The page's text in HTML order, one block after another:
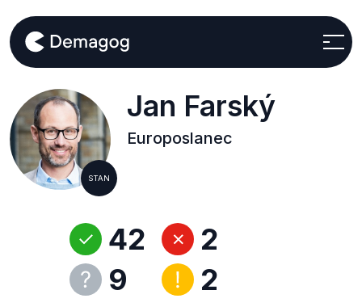
STAN
Jan Farský
Europoslanec
42
9
2
2